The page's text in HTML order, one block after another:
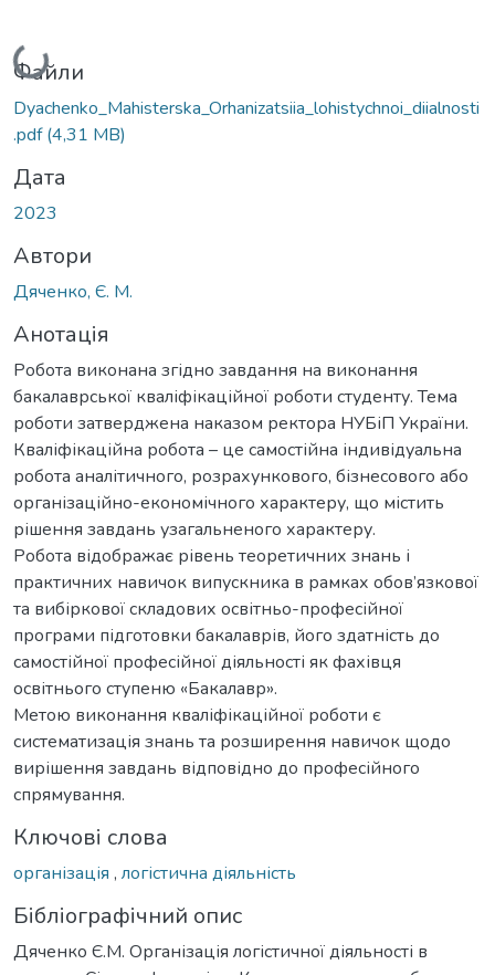
Вантажиться...
Файли
Dyachenko_Mahisterska_Orhanizatsiia_lohistychnoi_diialnosti
.pdf(4,31 MB)
Дата
2023
Автори
Дяченко, Є. М.
Анотація
Робота виконана згідно завдання на виконання
бакалаврської кваліфікаційної роботи студенту. Тема
роботи затверджена наказом ректора НУБіП України.
Кваліфікаційна робота – це самостійна індивідуальна
робота аналітичного, розрахункового, бізнесового або
організаційно-економічного характеру, що містить
рішення завдань узагальненого характеру.
Робота відображає рівень теоретичних знань і
практичних навичок випускника в рамках обов’язкової
та вибіркової складових освітньо-професійної
програми підготовки бакалаврів, його здатність до
самостійної професійної діяльності як фахівця
освітнього ступеню «Бакалавр».
Метою виконання кваліфікаційної роботи є
систематизація знань та розширення навичок щодо
вирішення завдань відповідно до професійного
спрямування.
Ключові слова
організація , логістична діяльність
Бібліографічний опис
Дяченко Є.М. Організація логістичної діяльності в